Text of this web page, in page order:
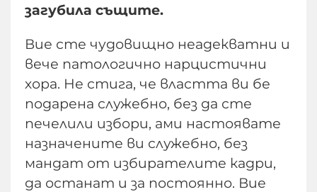
загубила същите.
Вие сте чудовищно неадекватни и
вече патологично нарцистични
хора. Не стига, че властта ви бе
подарена служебно, без да сте
печелили избори, ами настоявате
назначените ви служебно, без
мандат от избирателите кадри,
да останат и за постоянно. Вие